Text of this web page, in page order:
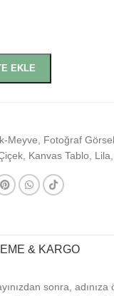
EKLE
Meyve Fotoğraf
Kanvas Tablo Lila
& KARGO
sonra,